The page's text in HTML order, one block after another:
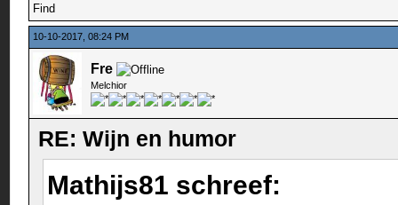
Find
10-10-2017, 08:24 PM
Fre
Melchior
RE: Wijn en humor
Mathijs81 schreef: